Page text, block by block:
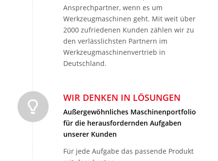
Ansprechpartner, wenn es um
Werkzeugmaschinen geht. Mit weit über
2000 zufriedenen Kunden zählen wir zu
den verlässlichsten Partnern im
Werkzeugmaschinenvertrieb in
Deutschland.
WIR DENKEN IN LÖSUNGEN
Außergewöhnliches Maschinenportfolio
für die herausfordernden Aufgaben
unserer Kunden
Für jede Aufgabe das passende Produkt